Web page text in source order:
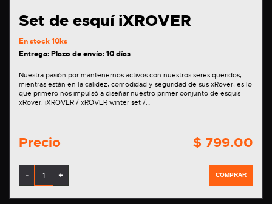
Set de esquí iXROVER
En stock10ks
Entrega: Plazo de envío: 10 días
Nuestra pasión por mantenernos activos con nuestros seres queridos,
mientras están en la calidez, comodidad y seguridad de sus xRover, es lo
que primero nos impulsó a diseñar nuestro primer conjunto de esquís
xRover. iXROVER / xROVER winter set /…
Precio $ 799.00
- + COMPRAR